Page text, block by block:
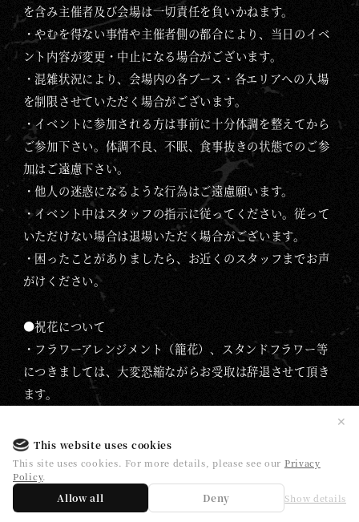
This website uses cookies
This site uses cookies. For more details, please see our Privacy
Policy.
Allow all Deny Show details
✕
を含み主催者及び会場は一切責任を負いかねます。
・やむを得ない事情や主催者側の都合により、当日のイベ
ント内容が変更・中止になる場合がございます。
・混雑状況により、会場内の各ブース・各エリアへの入場
を制限させていただく場合がございます。
・イベントに参加される方は事前に十分体調を整えてから
ご参加下さい。体調不良、不眠、食事抜きの状態でのご参
加はご遠慮下さい。
・他人の迷惑になるような行為はご遠慮願います。
・イベント中はスタッフの指示に従ってください。従って
いただけない場合は退場いただく場合がございます。
・困ったことがありましたら、お近くのスタッフまでお声
がけください。
●祝花について
・フラワーアレンジメント（籠花）、スタンドフラワー等
につきましては、大変恐縮ながらお受取は辞退させて頂き
ます。
CONTACT
お問い合わせ